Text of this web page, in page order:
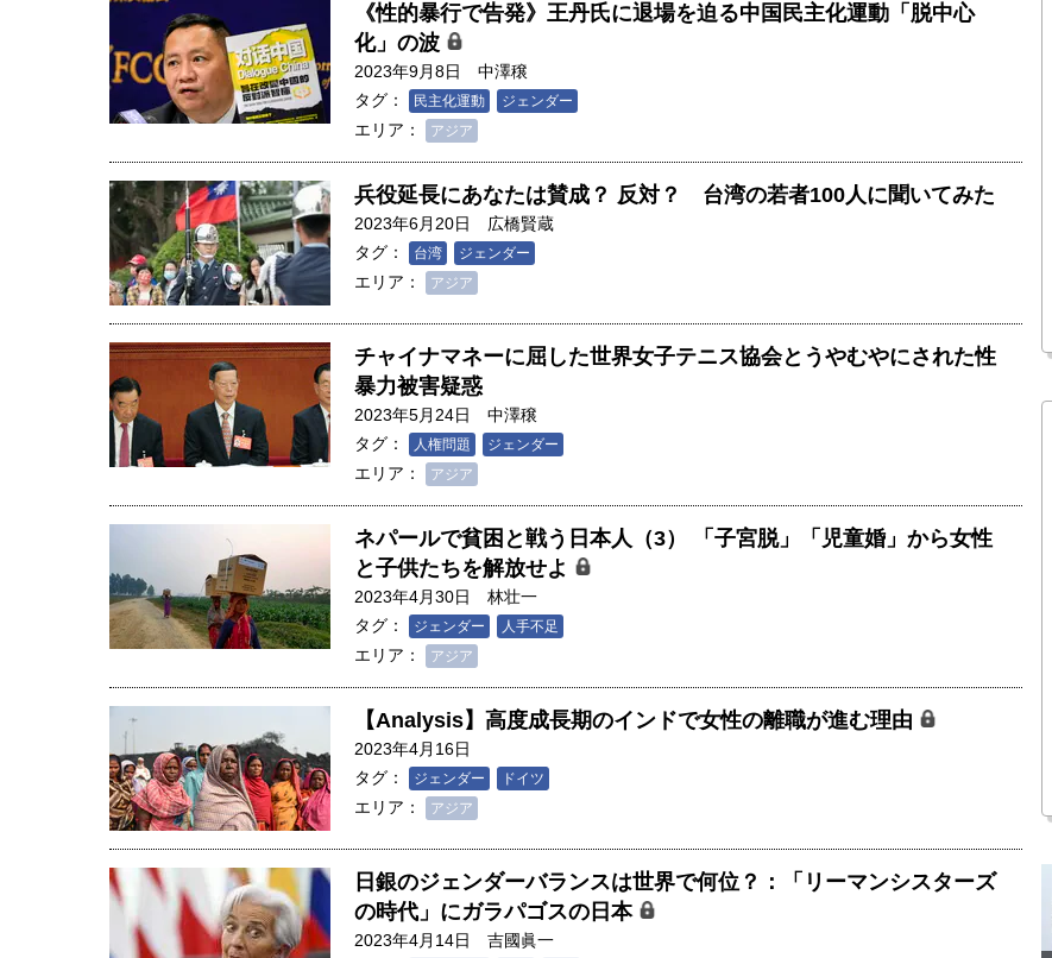
《性的暴行で告発》王丹氏に退場を迫る中国民主化運動「脱中心
化」の波
2023年9月8日
中澤穣
タグ：
民主化運動 ジェンダー
エリア： アジア
兵役延長にあなたは賛成？ 反対？ 台湾の若者100人に聞いてみた
2023年6月20日
広橋賢蔵
タグ：
台湾 ジェンダー
エリア： アジア
チャイナマネーに屈した世界女子テニス協会とうやむやにされた性
暴力被害疑惑
2023年5月24日
中澤穣
タグ：
人権問題 ジェンダー
エリア： アジア
ネパールで貧困と戦う日本人（3） 「子宮脱」「児童婚」から女性
と子供たちを解放せよ
2023年4月30日
林壮一
タグ：
ジェンダー 人手不足
エリア： アジア
【Analysis】高度成長期のインドで女性の離職が進む理由
2023年4月16日
タグ：
ジェンダー ドイツ
エリア： アジア
日銀のジェンダーバランスは世界で何位？：「リーマンシスターズ
の時代」にガラパゴスの日本
2023年4月14日
吉國眞一
人は「地上の太陽」を手にするか 核融
合発電の現在地――実現・普及後の「世
界像」｜江尻晶・東京大学大学院新領域
創成科学研究科教授（4）｜ 関瑶子
胎動するゲームチェンジャー「南鳥島レ
アアース泥」――日米欧豪による新たな